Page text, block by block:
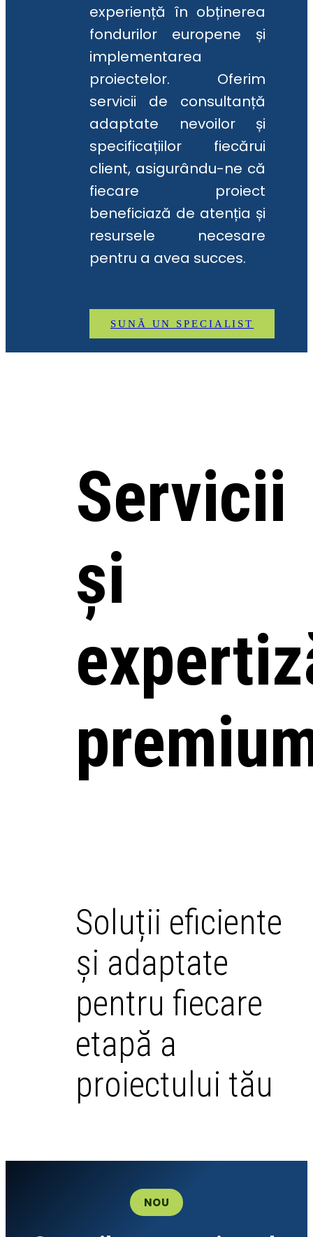
experiență în obținerea
fondurilor europene și
implementarea
proiectelor. Oferim
servicii de consultanță
adaptate nevoilor și
specificațiilor fiecărui
client, asigurându-ne că
fiecare proiect
beneficiază de atenția și
resursele necesare
pentru a avea succes.
SUNĂ UN SPECIALIST
Servicii
și
Soluții eficiente
și adaptate
pentru fiecare
etapă a
proiectului tău
NOU